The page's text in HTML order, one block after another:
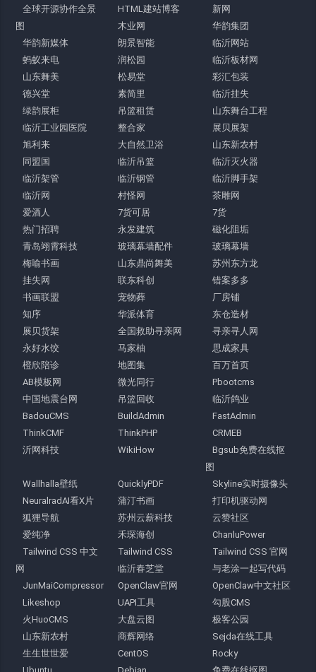
全球开源协作全景
图
HTML建站博客
新网
木业网
华韵集团
华韵新媒体
朗景智能
临沂网站
蚂蚁来电
润松园
临沂板材网
山东舞美
松易堂
彩汇包装
德兴堂
素简里
临沂挂失
绿韵展柜
吊篮租赁
山东舞台工程
临沂工业园医院
整合家
展贝展架
旭利来
大自然卫浴
山东新农村
同盟国
临沂吊篮
临沂灭火器
临沂架管
临沂钢管
临沂脚手架
临沂网
村怪网
茶雕网
爱酒人
7货可居
7货
热门招聘
永发建筑
磁化阻垢
青岛翊霄科技
玻璃幕墙配件
玻璃幕墙
梅喻书画
山东鼎尚舞美
苏州东方龙
挂失网
联东科创
错案多多
书画联盟
宠物葬
厂房铺
知序
华派体育
东仓造材
展贝货架
全国救助寻亲网
寻亲寻人网
永好水饺
马家柚
思成家具
橙欣陪诊
地图集
百万首页
AB模板网
微光同行
Pbootcms
中国地震台网
吊篮回收
临沂鸽业
BadouCMS
BuildAdmin
FastAdmin
ThinkCMF
ThinkPHP
CRMEB
沂网科技
WikiHow
Bgsub免费在线抠
图
Wallhalla壁纸
QuicklyPDF
Skyline实时摄像头
NeuralradAI看X片
蒲汀书画
打印机驱动网
狐狸导航
苏州云薪科技
云赞社区
爱纯净
禾琛海创
ChanluPower
Tailwind CSS 中文
网
Tailwind CSS
Tailwind CSS 官网
临沂春芝堂
与老涂一起写代码
JunMaiCompressor
OpenClaw官网
OpenClaw中文社区
Likeshop
UAPI工具
勾股CMS
火HuoCMS
大盘云图
极客公园
山东新农村
商辉网络
Sejda在线工具
生生世世爱
CentOS
Rocky